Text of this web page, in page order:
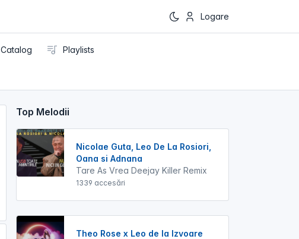
Logare
Catalog Playlists
Top Melodii
Nicolae Guta, Leo De La Rosiori,
Oana si Adnana
Tare As Vrea Deejay Killer Remix
1339 accesări
Theo Rose x Leo de la Izvoare